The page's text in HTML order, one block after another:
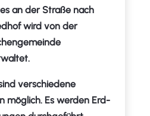
an der Straße nach
wird von der
verschiedene
möglich. Es werden Erd-